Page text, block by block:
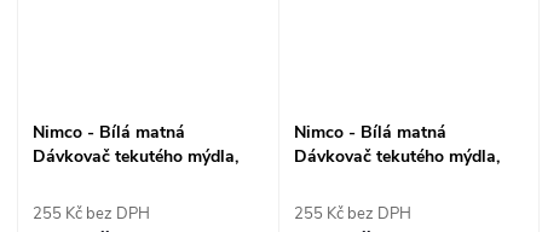
Nimco - Bílá matná
Dávkovač tekutého mýdla,
05
255 Kč bez DPH
Nimco - Bílá matná
Dávkovač tekutého mýdla,
05
255 Kč bez DPH